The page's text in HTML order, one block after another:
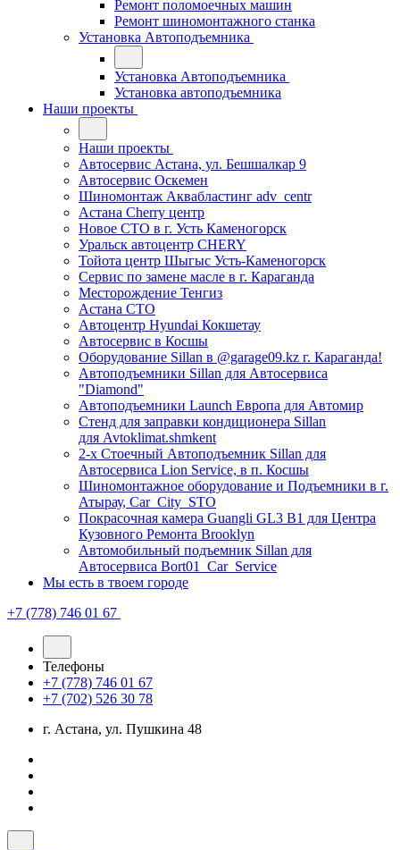
Ремонт поломоечных машин
Ремонт шиномонтажного станка
Установка Автоподъемника
Установка Автоподъемника
Установка автоподъемника
Наши проекты
Наши проекты
Автосервис Астана, ул. Бешшалкар 9
Автосервис Оскемен
Шиномонтаж Аквабластинг adv_centr
Астана Cherry центр
Новое СТО в г. Усть Каменогорск
Уральск автоцентр CHERY
Тойота центр Шыгыс Усть-Каменогорск
Сервис по замене масле в г. Караганда
Месторождение Тенгиз
Астана СТО
Автоцентр Hyundai Кокшетау
Автосервис в Косшы
Оборудование Sillan в @garage09.kz г. Караганда!
Автоподъемники Sillan для Автосервиса
"Diamond"
Автоподъемники Launch Европа для Автомир
Стенд для заправки кондиционера Sillan
для Avtoklimat.shmkent
2-х Стоечный Автоподъемник Sillan для
Автосервиса Lion Service, в п. Косшы
Шиномонтажное оборудование и Подъемники в г.
Атырау, Car_City_STO
Покрасочная камера Guangli GL3 B1 для Центра
Кузовного Ремонта Brooklyn
Автомобильный подъемник Sillan для
Автосервиса Bort01_Car_Service
Мы есть в твоем городе
+7 (778) 746 01 67
Телефоны
+7 (778) 746 01 67
+7 (702) 526 30 78
г. Астана, ул. Пушкина 48